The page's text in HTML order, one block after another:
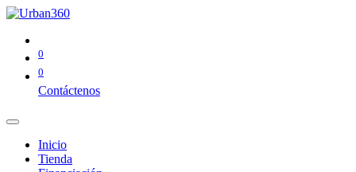
0
0
Contáctenos
Inicio
Tienda